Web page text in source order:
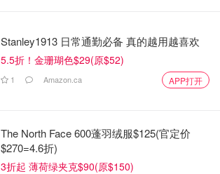
Stanley1913 日常通勤必备 真的越用越喜欢
5.5折！金珊瑚色$29(原$52)
1 Amazon.ca APP打开
The North Face 600蓬羽绒服$125(官定价
$270=4.6折)
3折起 薄荷绿夹克$90(原$150)